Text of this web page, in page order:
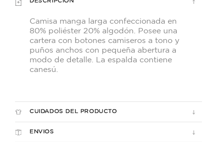
Camisa manga larga confeccionada en
80% poliéster 20% algodón. Posee una
cartera con botones camiseros a tono y
puños anchos con pequeña abertura a
modo de detalle. La espalda contiene
canesú.
CUIDADOS DEL PRODUCTO
ENVIOS